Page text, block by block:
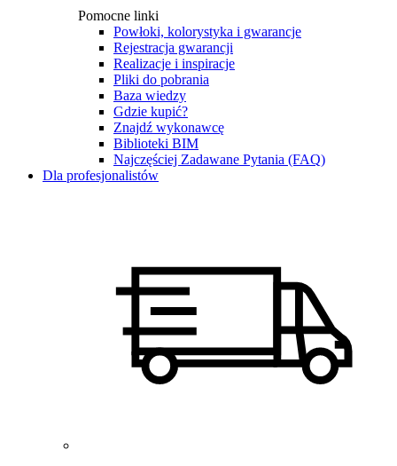
Pomocne linki
Powłoki, kolorystyka i gwarancje
Rejestracja gwarancji
Realizacje i inspiracje
Pliki do pobrania
Baza wiedzy
Gdzie kupić?
Znajdź wykonawcę
Biblioteki BIM
Najczęściej Zadawane Pytania (FAQ)
Dla profesjonalistów